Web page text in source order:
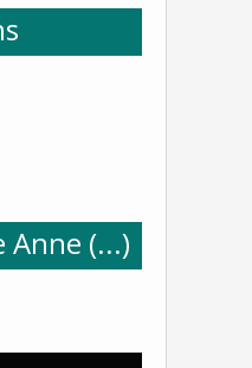
Anne (...)